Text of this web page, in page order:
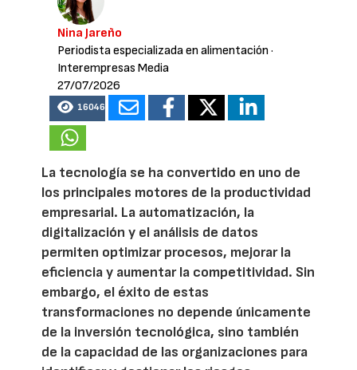
Nina Jareño
Periodista especializada en alimentación ·
Interempresas Media
27/07/2026
16046
La tecnología se ha convertido en uno de
los principales motores de la productividad
empresarial. La automatización, la
digitalización y el análisis de datos
permiten optimizar procesos, mejorar la
eficiencia y aumentar la competitividad. Sin
embargo, el éxito de estas
transformaciones no depende únicamente
de la inversión tecnológica, sino también
de la capacidad de las organizaciones para